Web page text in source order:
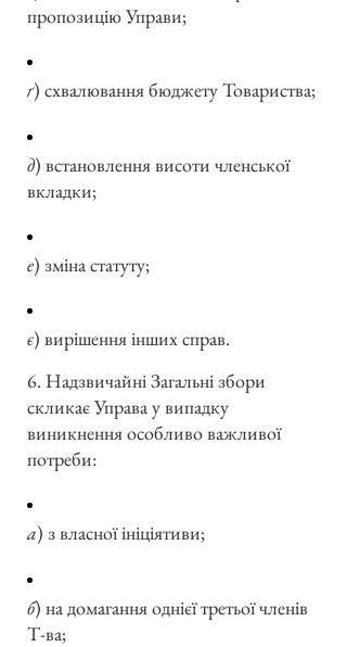
пропозицію Управи;
ґ) схвалювання бюджету Товариства;
д) встановлення висоти членської
вкладки;
е) зміна статуту;
є) вирішення інших справ.
6. Надзвичайні Загальні збори
скликає Управа у випадку
виникнення особливо важливої
потреби:
а) з власної ініціятиви;
б) на домагання однієї третьої членів
Т-ва;